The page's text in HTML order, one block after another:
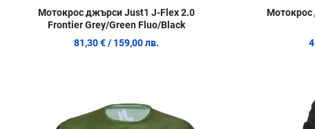
Мотокрос джърси Just1 J-Flex 2.0
Frontier Grey/Green Fluo/Black
81,30 € / 159,00 лв.
Мотокрос